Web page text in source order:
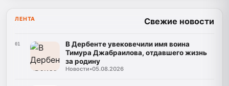
ЛЕНТА Свежие новости
01
В Дербенте увековечили имя воина
Тимура Джабраилова, отдавшего жизнь
за родину
Новости•05.08.2026